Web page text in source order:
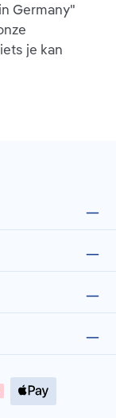
Germany"
je kan